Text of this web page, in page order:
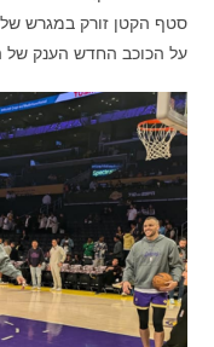
על הכוכב החדש הענק של